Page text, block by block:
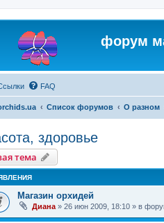
форум
FAQ
Список форумов О разном
здоровье
тема
Магазин орхидей
Диана » 26 июн 2009, 18:10 » в